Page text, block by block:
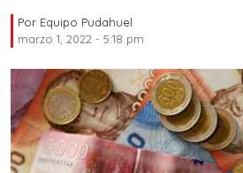
Por Equipo Pudahuel
marzo 1, 2022 - 5:18 pm